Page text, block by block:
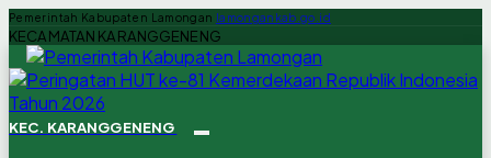
Pemerintah Kabupaten Lamongan lamongankab.go.id
KECAMATAN KARANGGENENG
KEC. KARANGGENENG